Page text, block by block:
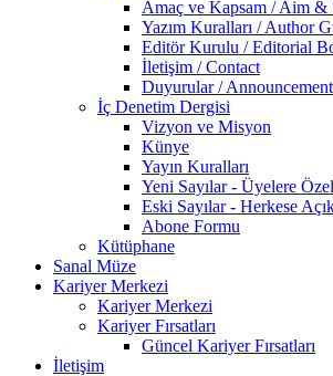
Amaç ve Kapsam / Aim &
Yazım Kuralları / Author
Editör Kurulu / Editorial
İletişim / Contact
Duyurular /
İç Denetim Dergisi
Vizyon ve Misyon
Künye
Yayın Kuralları
Yeni Sayılar - Üyelere Özel
Eski Sayılar - Herkese
Abone Formu
Kütüphane
Sanal Müze
Kariyer Merkezi
Kariyer Merkezi
Kariyer Fırsatları
Güncel Kariyer Fırsatları
İletişim